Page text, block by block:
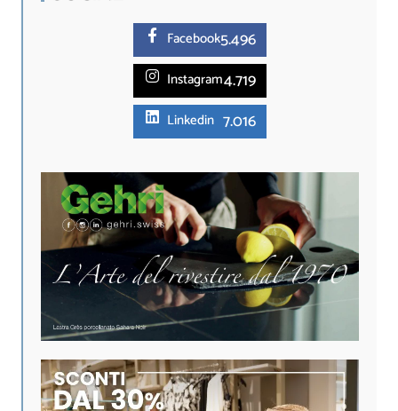
Facebook5.496
Instagram4.719
Linkedin 7.016